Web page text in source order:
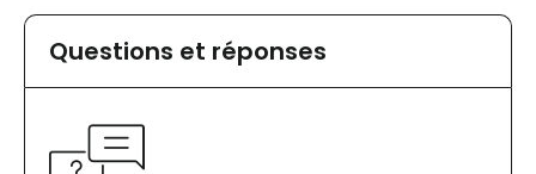
Questions et réponses